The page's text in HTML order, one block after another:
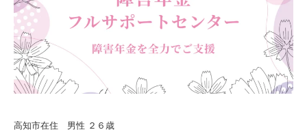
高知市在住 男性 ２６歳